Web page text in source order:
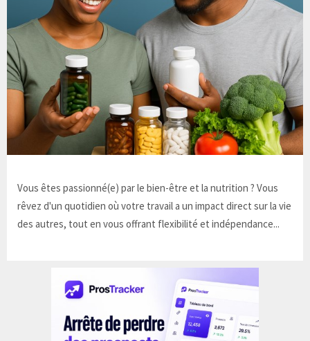
Vous êtes passionné(e) par le bien-être et la nutrition ? Vous
rêvez d'un quotidien où votre travail a un impact direct sur la vie
des autres, tout en vous offrant flexibilité et indépendance...